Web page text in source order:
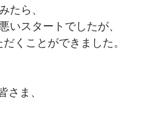
たら、
スタートでしたが、
くことができました。
ま、